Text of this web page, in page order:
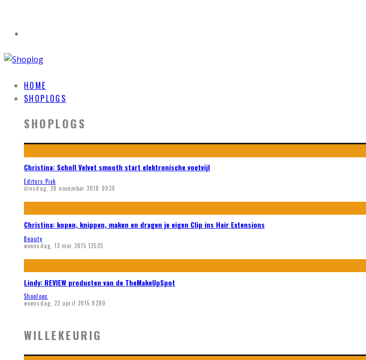
HOME
SHOPLOGS
SHOPLOGS
Christina: Scholl Velvet smooth start elektronische voetvijl
Editors Pick
dinsdag, 20 november 2018 9039
Christina: kopen, knippen, maken en dragen je eigen Clip ins Hair Extensions
Beauty
woensdag, 13 mei 2015 12525
Lindy: REVIEW producten van de TheMakeUpSpot
Shoplogs
woensdag, 22 april 2015 9280
WILLEKEURIG